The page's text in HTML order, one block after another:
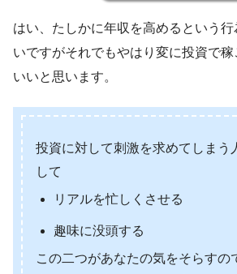
はい、たしかに年収を高めるという
いですがそれでもやはり変に投資で
いいと思います。
投資に対して刺激を求めてしまう
して
リアルを忙しくさせる
趣味に没頭する
この二つがあなたの気をそらすの